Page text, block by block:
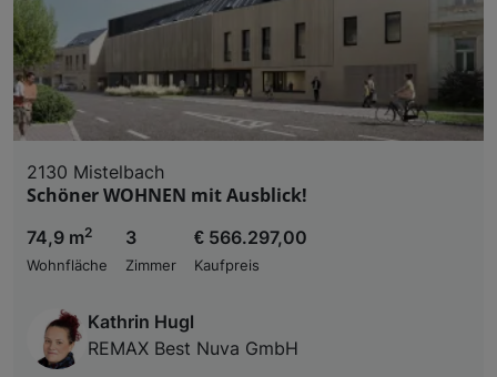
2130 Mistelbach
Schöner WOHNEN mit Ausblick!
74,9 m2
Wohnfläche
3
Zimmer
€ 566.297,00
Kaufpreis
Kathrin Hugl
REMAX Best Nuva GmbH